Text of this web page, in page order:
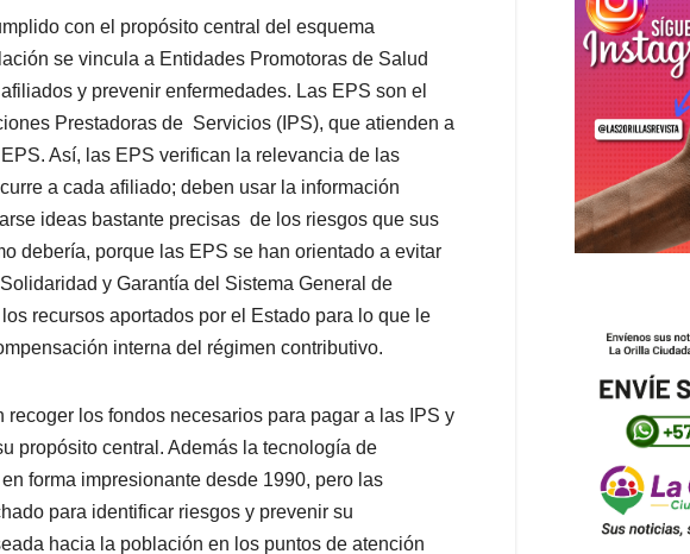
con el propósito central del esquema
se vincula a Entidades Promotoras de Salud
y prevenir enfermedades. Las EPS son el
Prestadoras de Servicios (IPS), que atienden a
Así, las EPS verifican la relevancia de las
a cada afiliado; deben usar la información
ideas bastante precisas de los riesgos que sus
debería, porque las EPS se han orientado a evitar
y Garantía del Sistema General de
recursos aportados por el Estado para lo que le
interna del régimen contributivo.
los fondos necesarios para pagar a las IPS y
propósito central. Además la tecnología de
forma impresionante desde 1990, pero las
para identificar riesgos y prevenir su
hacia la población en los puntos de atención